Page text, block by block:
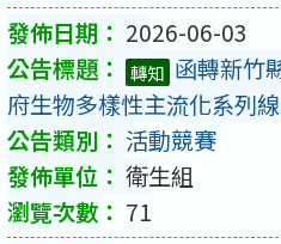
2026-06-03
轉知 函轉新竹
府生物多樣性主流化系列線
活動競賽
衛生組
71